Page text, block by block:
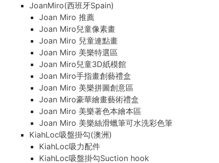
JoanMiro(西班牙Spain)
Joan Miro 推薦
Joan Miro兒童像素畫
Joan Miro 兒童連點畫
Joan Miro 美樂特選區
Joan Miro兒童3D紙模館
Joan Miro手指畫創藝禮盒
Joan Miro 美樂拼圖創意區
Joan Miro豪華繪畫藝術禮盒
Joan Miro 美樂著色本繪本區
Joan Miro 美樂絲滑蠟筆可水洗彩色筆
KiahLoc吸盤掛勾(澳洲)
KiahLoc吸力配件
KiahLoc吸盤掛勾Suction hook